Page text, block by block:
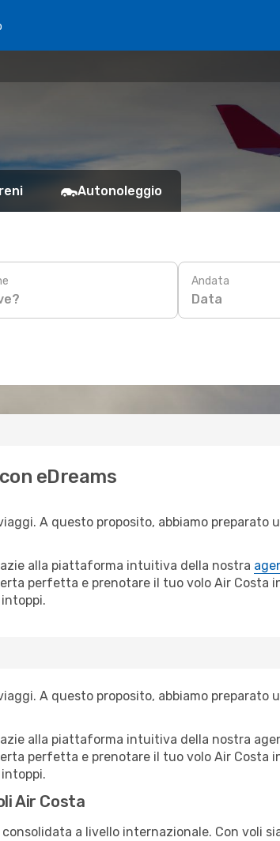
Autonoleggio
Andata
Data
eDreams
A questo proposito, abbiamo preparato
alla piattaforma intuitiva della nostra
perfetta e prenotare il tuo volo Air Costa
A questo proposito, abbiamo preparato
alla piattaforma intuitiva della nostra
perfetta e prenotare il tuo volo Air Costa
Air Costa
a livello internazionale. Con voli